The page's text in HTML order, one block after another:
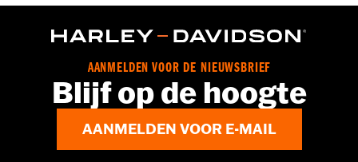
Materiaaldiameter maateenheid:Inches
10 Inbusbouten
AANMELDEN VOOR DE NIEUWSBRIEF
Blijf op de hoogte
AANMELDEN VOOR E-MAIL